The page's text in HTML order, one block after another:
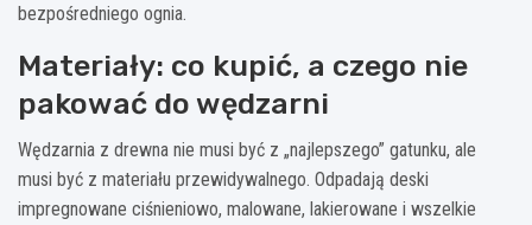
bezpośredniego ognia.
Materiały: co kupić, a czego nie
pakować do wędzarni
Wędzarnia z drewna nie musi być z „najlepszego” gatunku, ale
musi być z materiału przewidywalnego. Odpadają deski
impregnowane ciśnieniowo, malowane, lakierowane i wszelkie